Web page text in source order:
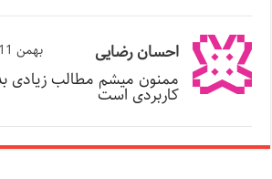
احسان رضایی بهمن 11, 1400 در 11:55 ق.ظ
ممنون میشم مطالب زیادی
کاربردی است